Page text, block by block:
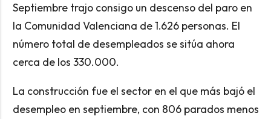
Septiembre trajo consigo un descenso del paro en
la Comunidad Valenciana de 1.626 personas. El
número total de desempleados se sitúa ahora
cerca de los 330.000.
La construcción fue el sector en el que más bajó el
desempleo en septiembre, con 806 parados menos